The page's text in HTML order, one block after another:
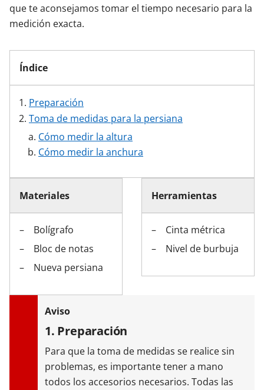
que te aconsejamos tomar el tiempo necesario para la
medición exacta.
Índice
Preparación
Toma de medidas para la persiana
Cómo medir la altura
Cómo medir la anchura
Materiales
Bolígrafo
Bloc de notas
Nueva persiana
Herramientas
Cinta métrica
Nivel de burbuja
1. Preparación
Para que la toma de medidas se realice sin
problemas, es importante tener a mano
todos los accesorios necesarios. Todas las